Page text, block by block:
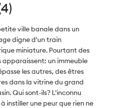
ville banale dans un
digne d'un train
miniature. Pourtant des
apparaissent: un immeuble
les autres, des êtres
dans la vitrine du grand
Qui sont-ils? L'inconnu
instiller une peur que rien ne